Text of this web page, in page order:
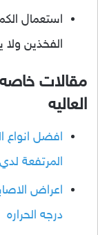
استعمال
الفخذين
مقالات
العاليه
افضل انواع
المرتفعة
اعراض
درجه الحراره